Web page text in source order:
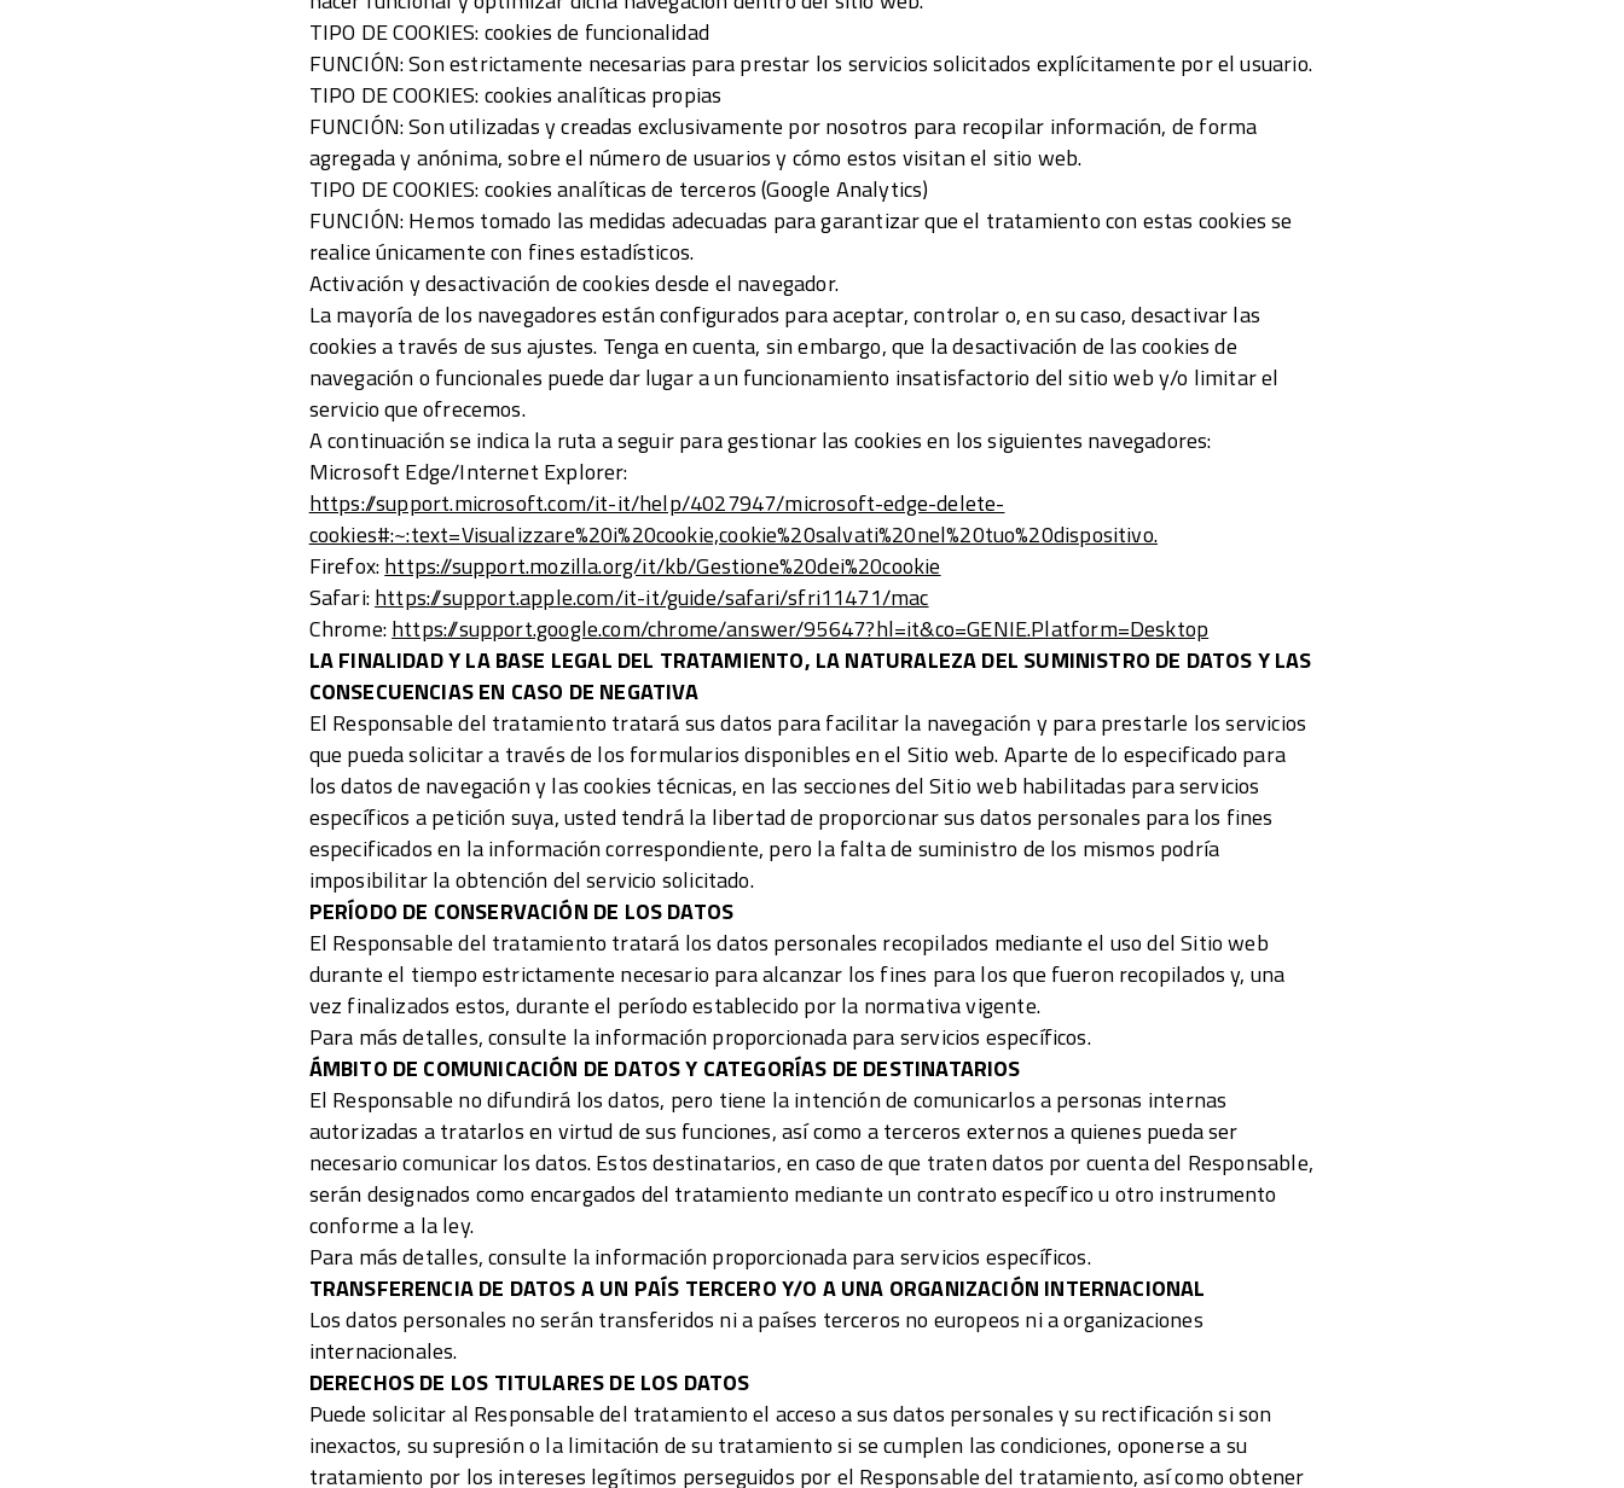
TIPO DE COOKIES: cookies de funcionalidad
FUNCIÓN: Son estrictamente necesarias para prestar los servicios solicitados explícitamente por el usuario.
TIPO DE COOKIES: cookies analíticas propias
FUNCIÓN: Son utilizadas y creadas exclusivamente por nosotros para recopilar información, de forma
agregada y anónima, sobre el número de usuarios y cómo estos visitan el sitio web.
TIPO DE COOKIES: cookies analíticas de terceros (Google Analytics)
FUNCIÓN: Hemos tomado las medidas adecuadas para garantizar que el tratamiento con estas cookies se
realice únicamente con fines estadísticos.
Activación y desactivación de cookies desde el navegador.
La mayoría de los navegadores están configurados para aceptar, controlar o, en su caso, desactivar las
cookies a través de sus ajustes. Tenga en cuenta, sin embargo, que la desactivación de las cookies de
navegación o funcionales puede dar lugar a un funcionamiento insatisfactorio del sitio web y/o limitar el
servicio que ofrecemos.
A continuación se indica la ruta a seguir para gestionar las cookies en los siguientes navegadores:
Microsoft Edge/Internet Explorer:
https://support.microsoft.com/it-it/help/4027947/microsoft-edge-delete-
cookies#:~:text=Visualizzare%20i%20cookie,cookie%20salvati%20nel%20tuo%20dispositivo.
Firefox:https://support.mozilla.org/it/kb/Gestione%20dei%20cookie
Safari:https://support.apple.com/it-it/guide/safari/sfri11471/mac
Chrome:https://support.google.com/chrome/answer/95647?hl=it&co=GENIE.Platform=Desktop
LA FINALIDAD Y LA BASE LEGAL DEL TRATAMIENTO, LA NATURALEZA DEL SUMINISTRO DE DATOS Y LAS
CONSECUENCIAS EN CASO DE NEGATIVA
El Responsable del tratamiento tratará sus datos para facilitar la navegación y para prestarle los servicios
que pueda solicitar a través de los formularios disponibles en el Sitio web. Aparte de lo especificado para
los datos de navegación y las cookies técnicas, en las secciones del Sitio web habilitadas para servicios
específicos a petición suya, usted tendrá la libertad de proporcionar sus datos personales para los fines
especificados en la información correspondiente, pero la falta de suministro de los mismos podría
imposibilitar la obtención del servicio solicitado.
PERÍODO DE CONSERVACIÓN DE LOS DATOS
El Responsable del tratamiento tratará los datos personales recopilados mediante el uso del Sitio web
durante el tiempo estrictamente necesario para alcanzar los fines para los que fueron recopilados y, una
vez finalizados estos, durante el período establecido por la normativa vigente.
Para más detalles, consulte la información proporcionada para servicios específicos.
ÁMBITO DE COMUNICACIÓN DE DATOS Y CATEGORÍAS DE DESTINATARIOS
El Responsable no difundirá los datos, pero tiene la intención de comunicarlos a personas internas
autorizadas a tratarlos en virtud de sus funciones, así como a terceros externos a quienes pueda ser
necesario comunicar los datos. Estos destinatarios, en caso de que traten datos por cuenta del Responsable,
serán designados como encargados del tratamiento mediante un contrato específico u otro instrumento
conforme a la ley.
Para más detalles, consulte la información proporcionada para servicios específicos.
TRANSFERENCIA DE DATOS A UN PAÍS TERCERO Y/O A UNA ORGANIZACIÓN INTERNACIONAL
Los datos personales no serán transferidos ni a países terceros no europeos ni a organizaciones
internacionales.
DERECHOS DE LOS TITULARES DE LOS DATOS
Puede solicitar al Responsable del tratamiento el acceso a sus datos personales y su rectificación si son
inexactos, su supresión o la limitación de su tratamiento si se cumplen las condiciones, oponerse a su
tratamiento por los intereses legítimos perseguidos por el Responsable del tratamiento, así como obtener